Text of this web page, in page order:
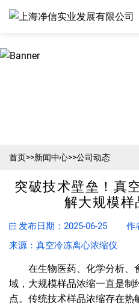
首页>>新闻中心>>公司动态
突破技术壁垒！真
解大规模样
发布日期：2025-06-25
作
来源：真空冷冻离心浓缩仪
在生物医药、化学分析、
域，大规模样品浓缩一直是制
点。传统技术样品浓缩存在热